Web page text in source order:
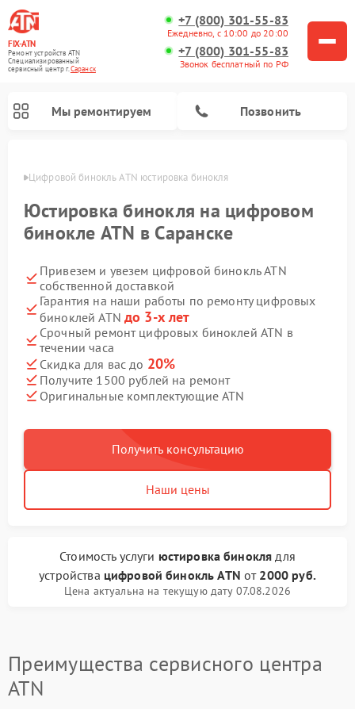
FIX-ATN
Ремонт устройств ATN
Специализированный
cервисный центр г.Саранск
+7 (800) 301-55-83
Ежедневно, с 10:00 до 20:00
+7 (800) 301-55-83
Звонок бесплатный по РФ
Мы ремонтируем Позвонить
Цифровой бинокль ATN юстировка бинокля
Юстировка бинокля на цифровом
бинокле ATN в Саранске
Привезем и увезем цифровой бинокль ATN
собственной доставкой
Гарантия на наши работы по ремонту цифровых
биноклей ATN до 3-х лет
Срочный ремонт цифровых биноклей ATN в
течении часа
Скидка для вас до 20%
Получите 1500 рублей на ремонт
Оригинальные комплектующие ATN
Получить консультацию
Наши цены
Стоимость услуги юстировка бинокля для
устройства цифровой бинокль ATN от 2000 руб.
Цена актуальна на текущую дату 07.08.2026
Преимущества сервисного центра
ATN